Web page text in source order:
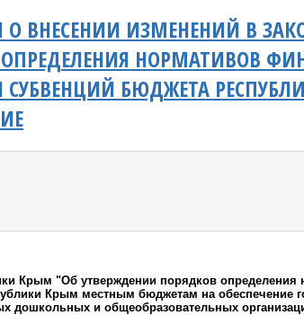
ВНЕСЕНИИ ИЗМЕНЕНИЙ В
НОРМАТИВОВ
СУБВЕНЦИЙ БЮДЖЕТА
Крым "Об утверждении порядков определения
Крым местным бюджетам на обеспечение
дошкольных и общеобразовательных